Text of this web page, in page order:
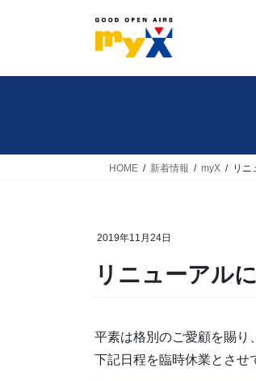
ン
ー
HOME 新着情報 myX リニ
2019年11月24日
リニューアル
平素は格別のご愛顧を賜り
下記日程を臨時休業とさせ